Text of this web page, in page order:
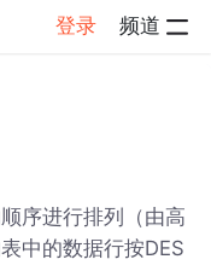
登录 频道
序进行排列（由高
中的数据行按DES